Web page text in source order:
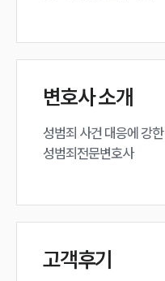
변호사 소개
성범죄 사건 대응에 강한
성범죄전문변호사
고객후기